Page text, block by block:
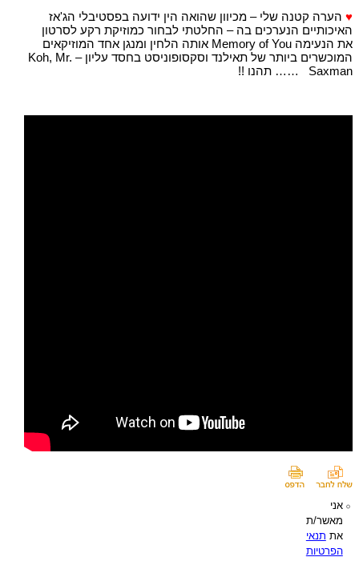
♥ הערה קטנה שלי – מכיוון שהואה הין ידועה בפסטיבלי הג'אז
האיכותיים הנערכים בה – החלטתי לבחור כמוזיקת רקע לסרטון
את הנעימה Memory of You אותה הלחין ומנגן אחד המוזיקאים
המוכשרים ביותר של תאילנד וסקסופוניסט בחסד עליון – Koh, Mr.
Saxman …… תהנו !!
אני
מאשר/ת
את תנאי
הפרטיות